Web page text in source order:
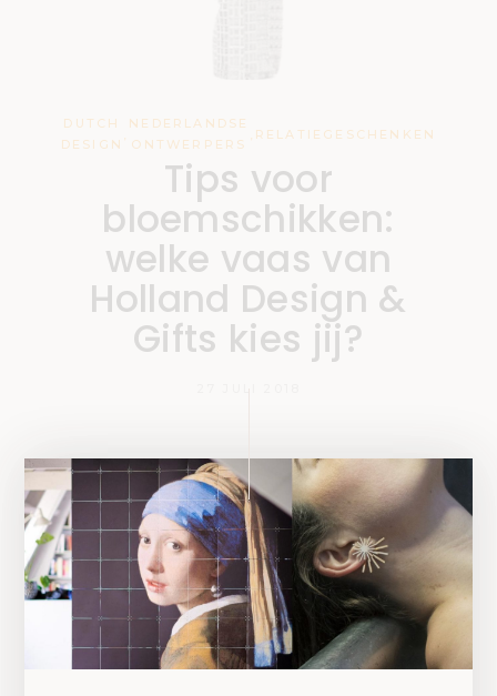
DUTCH
DESIGN
NEDERLANDSE
ONTWERPERS
RELATIEGESCHENKEN
Tips voor
bloemschikken:
welke vaas van
Holland Design &
Gifts kies jij?
Blijf op de hoogte!